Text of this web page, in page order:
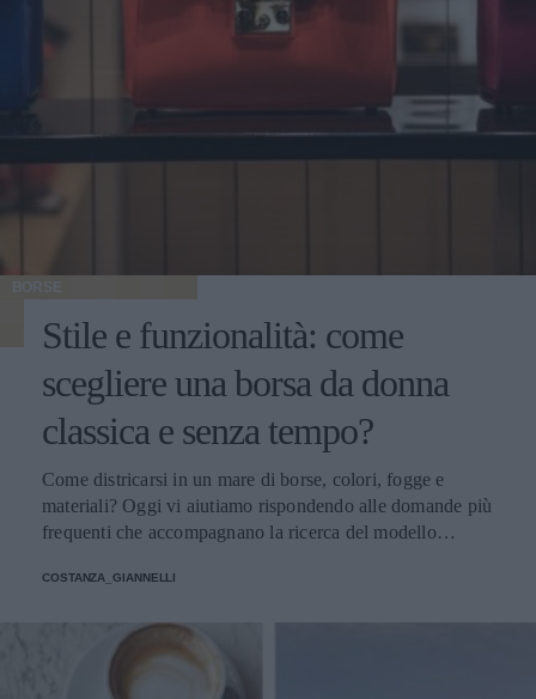
BORSE
Stile e funzionalità: come
scegliere una borsa da donna
classica e senza tempo?
Come districarsi in un mare di borse, colori, fogge e
materiali? Oggi vi aiutiamo rispondendo alle domande più
frequenti che accompagnano la ricerca del modello
COSTANZA_GIANNELLI